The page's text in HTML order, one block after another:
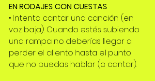
EN RODAJES CON CUESTAS
• Intenta cantar una canción (en
voz baja). Cuando estés subiendo
una rampa no deberías llegar a
perder el aliento hasta el punto
que no puedas hablar (o cantar).